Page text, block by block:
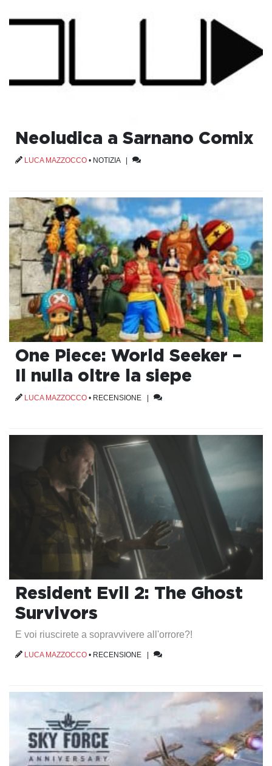
Neoludica a Sarnano Comix
LUCA MAZZOCCO • NOTIZIA|
One Piece: World Seeker –
Il nulla oltre la siepe
LUCA MAZZOCCO • RECENSIONE |
Resident Evil 2: The Ghost
Survivors
E voi riuscirete a sopravvivere all'orrore?!
LUCA MAZZOCCO • RECENSIONE |